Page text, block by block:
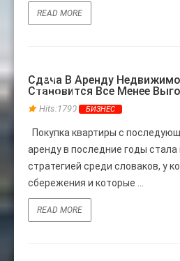
READ MORE
Сдача В Аренду
Становится Все Менее
Hits:1790 БИЗНЕС
Покупка квартиры с
аренду в последние годы стала
стратегией среди словаков, у
сбережения и которые ...
01
АВГ
READ MORE